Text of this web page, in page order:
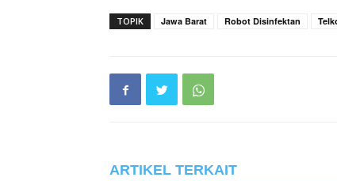
TOPIK Jawa Barat Robot Disinfektan
ARTIKEL TERKAIT